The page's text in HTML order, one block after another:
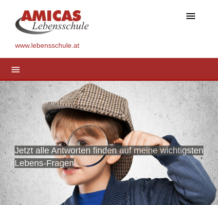
menu
www.lebensschule.at
menu
Jetzt alle Antworten finden auf meine wichtigsten
Lebens-Fragen